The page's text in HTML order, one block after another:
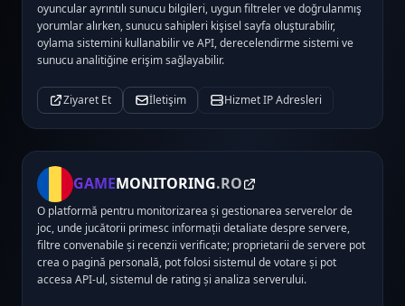
oyuncular ayrıntılı sunucu bilgileri, uygun filtreler ve doğrulanmış
yorumlar alırken, sunucu sahipleri kişisel sayfa oluşturabilir,
oylama sistemini kullanabilir ve API, derecelendirme sistemi ve
sunucu analitiğine erişim sağlayabilir.
Ziyaret Et İletişim Hizmet IP Adresleri
GAMEMONITORING.RO
O platformă pentru monitorizarea și gestionarea serverelor de
joc, unde jucătorii primesc informații detaliate despre servere,
filtre convenabile și recenzii verificate; proprietarii de servere pot
crea o pagină personală, pot folosi sistemul de votare și pot
accesa API-ul, sistemul de rating și analiza serverului.